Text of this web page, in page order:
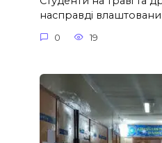
насправді
0 19